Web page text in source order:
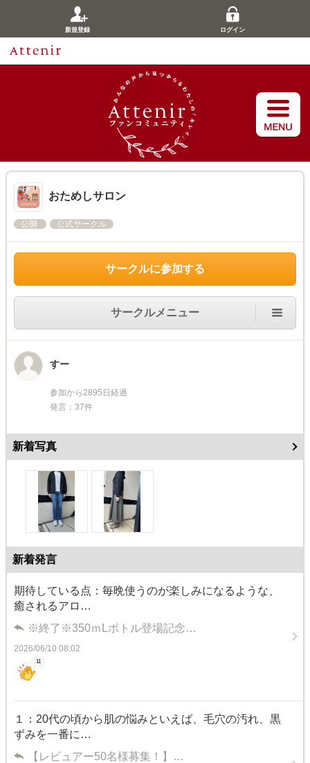
新規登録 ログイン
おためしサロン
公開 公式サークル
サークルに参加する
サークルメニュー
すー
参加から2895日経過
発言：37件
新着写真
新着発言
期待している点：毎晩使うのが楽しみになるような、
癒されるアロ…
※終了※350ｍLボトル登場記念…
2026/06/10 08:02
11
１：20代の頃から肌の悩みといえば、毛穴の汚れ、黒
ずみを一番に…
【レビュアー50名様募集！】…